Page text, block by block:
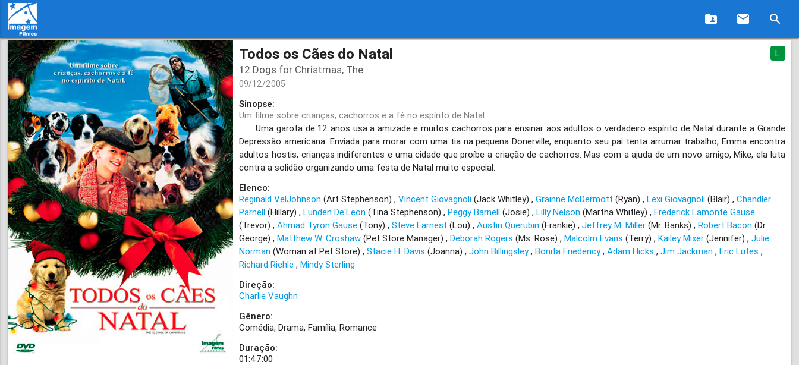
folder_shared email search
Todos os Cães do Natal L
12 Dogs for Christmas, The
09/12/2005
Sinopse:
Um filme sobre crianças, cachorros e a fé no espírito de Natal.
Uma garota de 12 anos usa a amizade e muitos cachorros para ensinar aos adultos o verdadeiro espírito de Natal durante a Grande
Depressão americana. Enviada para morar com uma tia na pequena Donerville, enquanto seu pai tenta arrumar trabalho, Emma encontra
adultos hostis, crianças indiferentes e uma cidade que proíbe a criação de cachorros. Mas com a ajuda de um novo amigo, Mike, ela luta
contra a solidão organizando uma festa de Natal muito especial.
Elenco:
Reginald VelJohnson (Art Stephenson) Vincent Giovagnoli (Jack Whitley) Grainne McDermott (Ryan) Lexi Giovagnoli (Blair) Chandler
Parnell (Hillary) Lunden De'Leon (Tina Stephenson) Peggy Barnell (Josie) Lilly Nelson (Martha Whitley) Frederick Lamonte Gause
(Trevor) Ahmad Tyron Gause (Tony) Steve Earnest (Lou) Austin Querubin (Frankie) Jeffrey M. Miller (Mr. Banks) Robert Bacon (Dr.
George) Matthew W. Croshaw (Pet Store Manager) Deborah Rogers (Ms. Rose) Malcolm Evans (Terry) Kailey Mixer (Jennifer) Julie
Norman (Woman at Pet Store) Stacie H. Davis (Joanna) John Billingsley Bonita Friedericy Adam Hicks Jim Jackman
Eric Lutes
Richard Riehle
Mindy Sterling
Direção:
Charlie Vaughn
Gênero:
Comédia Drama Família Romance
Duração:
01:47:00